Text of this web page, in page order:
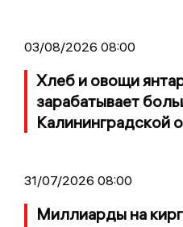
03/08/2026 08:00
Хлеб и овощи
зарабатывает
Калининградской
31/07/2026 08:00
Миллиарды на